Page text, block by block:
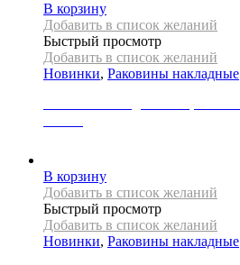
В корзину
Добавить в список желаний
Быстрый просмотр
Добавить в список желаний
Новинки, Раковины накладные
В корзину
Добавить в список желаний
Быстрый просмотр
Добавить в список желаний
Новинки, Раковины накладные